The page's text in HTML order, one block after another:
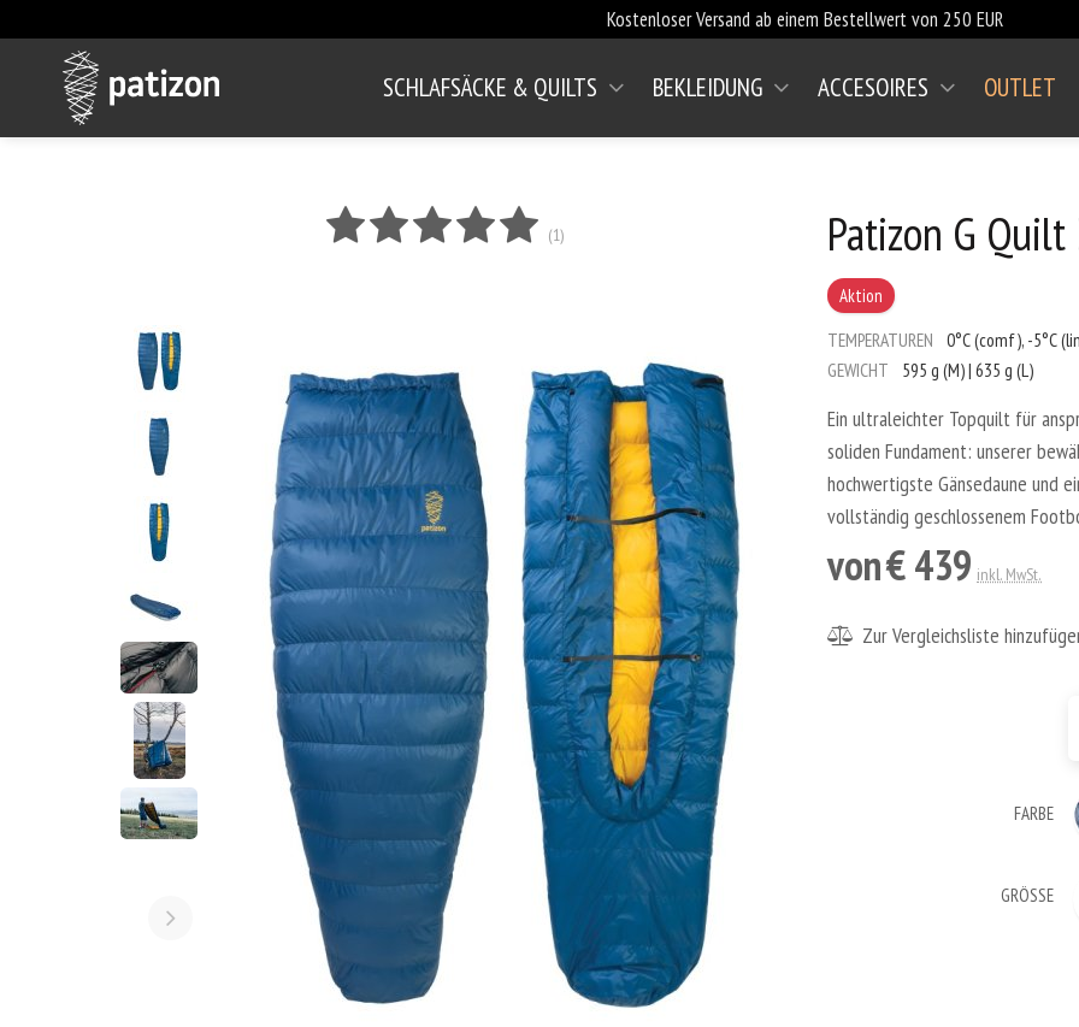
Kostenloser Versand ab einem Bestellwert von 250 EUR
SCHLAFSÄCKE & QUILTS BEKLEIDUNG ACCESOIRES OUTLET
Stern 1 Stern 2 Stern 3 Stern 4
(1)
Weiter
Patizon G
Aktion
TEMPERATUREN 0°C (comf), -5°C
GEWICHT
595 g (M) | 635 g (L)
Ein ultraleichter Topquilt für
soliden Fundament: unserer
hochwertigste Gänsedaune und
vollständig geschlossenem
von€ 439 inkl. MwSt.
Zur Vergleichsliste
FARBE
GRÖSSE